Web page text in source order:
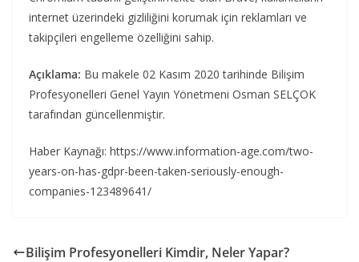
internet üzerindeki gizliliğini korumak için reklamları ve
takipçileri engelleme özelliğini sahip.
Açıklama: Bu makele 02 Kasım 2020 tarihinde Bilişim
Profesyonelleri Genel Yayın Yönetmeni Osman SELÇOK
tarafından güncellenmiştir.
Haber Kaynağı: https://www.information-age.com/two-
years-on-has-gdpr-been-taken-seriously-enough-
companies-123489641/
Bilişim Profesyonelleri Kimdir, Neler Yapar?